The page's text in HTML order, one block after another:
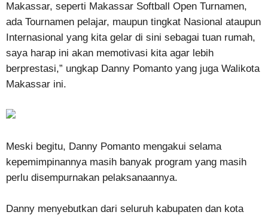
Makassar, seperti Makassar Softball Open Turnamen,
ada Tournamen pelajar, maupun tingkat Nasional ataupun
Internasional yang kita gelar di sini sebagai tuan rumah,
saya harap ini akan memotivasi kita agar lebih
berprestasi,” ungkap Danny Pomanto yang juga Walikota
Makassar ini.
Meski begitu, Danny Pomanto mengakui selama
kepemimpinannya masih banyak program yang masih
perlu disempurnakan pelaksanaannya.
Danny menyebutkan dari seluruh kabupaten dan kota